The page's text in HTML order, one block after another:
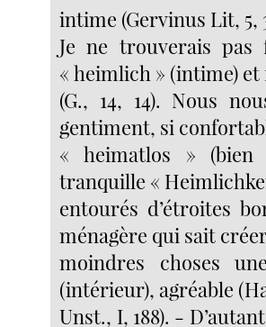
intime (Gervinus Lit, 5,
Je ne trouverais
« heimlich » (intime)
(G., 14, 14). Nous
gentiment, si
« heimatlos »
tranquille «
entourés d’étroites
ménagère qui sait
moindres choses
(intérieur), agréable
Unst., I, 188). -